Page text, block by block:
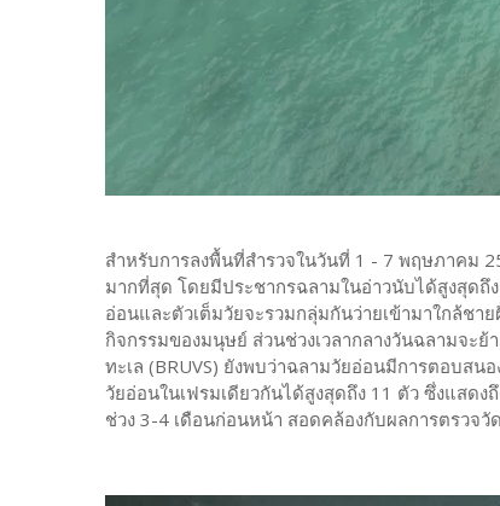
สำหรับการลงพื้นที่สำรวจในวันที่ 1 - 7 พฤษภาคม
มากที่สุด โดยมีประชากรฉลามในอ่าวนับได้สูงสุดถึ
อ่อนและตัวเต็มวัยจะรวมกลุ่มกันว่ายเข้ามาใกล้ชา
กิจกรรมของมนุษย์ ส่วนช่วงเวลากลางวันฉลามจะ
ทะเล (BRUVS) ยังพบว่าฉลามวัยอ่อนมีการตอบสน
วัยอ่อนในเฟรมเดียวกันได้สูงสุดถึง 11 ตัว ซึ่งแสด
ช่วง 3-4 เดือนก่อนหน้า สอดคล้องกับผลการตรวจ